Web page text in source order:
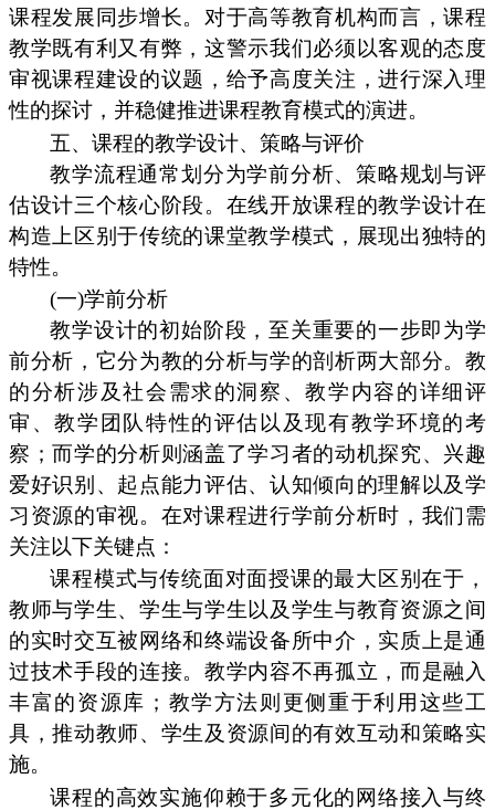
课程发展同步增长。对于高等教育机构而言，课程
教学既有利又有弊，这警示我们必须以客观的态度
审视课程建设的议题，给予高度关注，进行深入理
性的探讨，并稳健推进课程教育模式的演进。
五、课程的教学设计、策略与评价
教学流程通常划分为学前分析、策略规划与评
估设计三个核心阶段。在线开放课程的教学设计在
构造上区别于传统的课堂教学模式，展现出独特的
特性。
(一)学前分析
教学设计的初始阶段，至关重要的一步即为学
前分析，它分为教的分析与学的剖析两大部分。教
的分析涉及社会需求的洞察、教学内容的详细评
审、教学团队特性的评估以及现有教学环境的考
察；而学的分析则涵盖了学习者的动机探究、兴趣
爱好识别、起点能力评估、认知倾向的理解以及学
习资源的审视。在对课程进行学前分析时，我们需
关注以下关键点：
课程模式与传统面对面授课的最大区别在于，
教师与学生、学生与学生以及学生与教育资源之间
的实时交互被网络和终端设备所中介，实质上是通
过技术手段的连接。教学内容不再孤立，而是融入
丰富的资源库；教学方法则更侧重于利用这些工
具，推动教师、学生及资源间的有效互动和策略实
施。
课程的高效实施仰赖于多元化的网络接入与终